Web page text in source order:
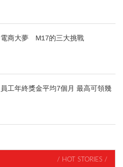
商大夢 M17的三大挑戰
工年終獎金平均7個月 最高可領幾
/ HOT STORIES /